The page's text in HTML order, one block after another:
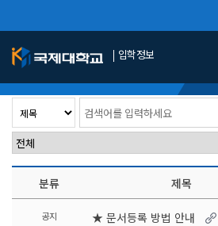
입학정보공지사항
Total :250 (9/17Page)
분류 제목
공지 ★ 문서등록 방법 안내